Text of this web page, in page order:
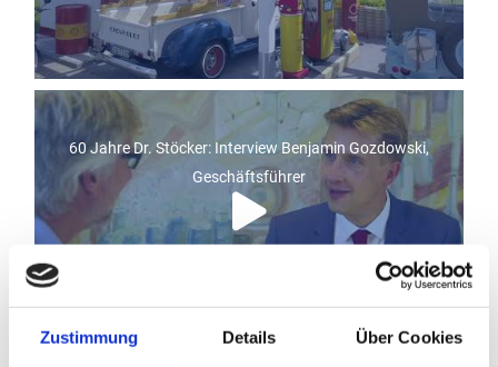
Zustimmung Details Über Cookies
60 Jahre Dr. Stöcker: Interview Benjamin Gozdowski,
Geschäftsführer